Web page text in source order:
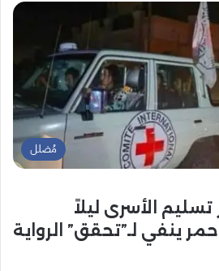
مُضلل
الأسرى ليلاً
ينفي لـ”تحقق” الرواية